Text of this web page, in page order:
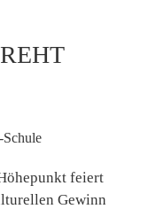
Schule
feiert
Gewinn